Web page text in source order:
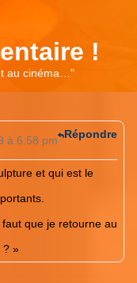
!
au cinéma…"
à 6:58 pm
et qui est le
que je retourne au
? »
Répondre